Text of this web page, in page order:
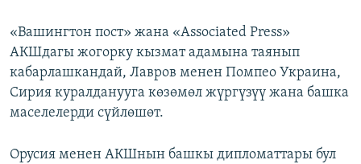
«Вашингтон пост» жана «Associated Press»
АКШдагы жогорку кызмат адамына таянып
кабарлашкандай, Лавров менен Помпео Украина,
Сирия куралданууга көзөмөл жүргүзүү жана башка
маселелерди сүйлөшөт.
Орусия менен АКШнын башкы дипломаттары бул